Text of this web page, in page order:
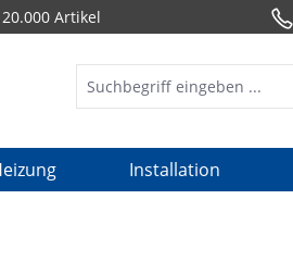
Artikel
Installation